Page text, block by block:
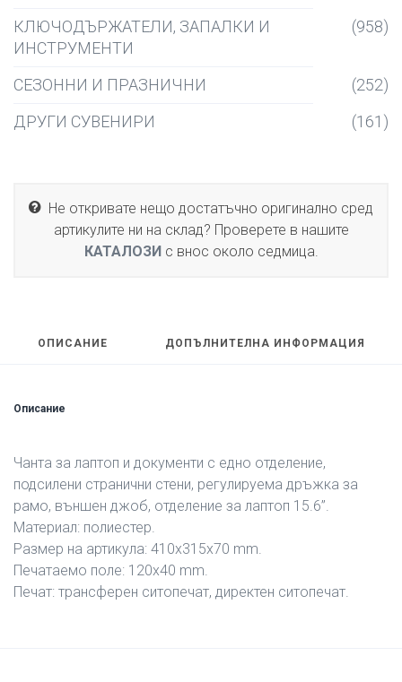
КЛЮЧОДЪРЖАТЕЛИ, ЗАПАЛКИ И
ИНСТРУМЕНТИ
(958)
СЕЗОННИ И ПРАЗНИЧНИ
(252)
ДРУГИ СУВЕНИРИ
(161)
Не откривате нещо достатъчно оригинално сред
артикулите ни на склад? Проверете в нашите
КАТАЛОЗИс внос около седмица.
ОПИСАНИЕ ДОПЪЛНИТЕЛНА ИНФОРМАЦИЯ
Описание
Чанта за лаптоп и документи с едно отделение,
подсилени странични стени, регулируема дръжка за
рамо, външен джоб, отделение за лаптоп 15.6’’.
Материал: полиестер.
Размер на артикула: 410х315х70 mm.
Печатаемо поле: 120х40 mm.
Печат: трансферен ситопечат, директен ситопечат.